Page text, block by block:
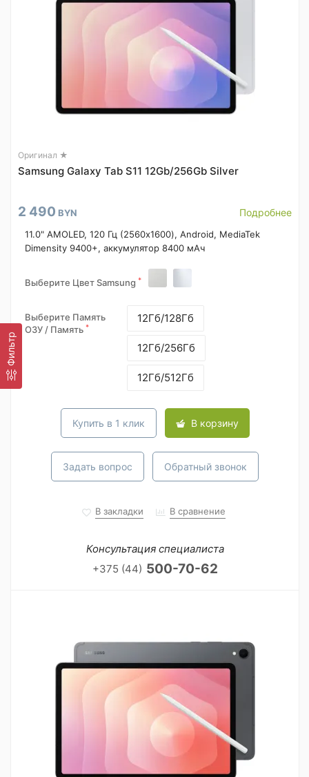
Фильтр
Оригинал ★
Samsung Galaxy Tab S11 12Gb/256Gb Silver
2 490 BYN Подробнее
11.0" AMOLED, 120 Гц (2560x1600), Android, MediaTek
Dimensity 9400+, аккумулятор 8400 мАч
Выберите Цвет Samsung *
Выберите Память
ОЗУ / Память *
12Гб/128Гб
12Гб/256Гб
12Гб/512Гб
Купить в 1 клик В корзину
Задать вопрос Обратный звонок
В закладки В сравнение
Консультация специалиста
+375 (44) 500-70-62